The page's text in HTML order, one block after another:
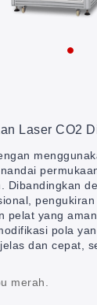
Laser CO2
Dibandingkan
pelat yang
pola
dan cepat,
merah.